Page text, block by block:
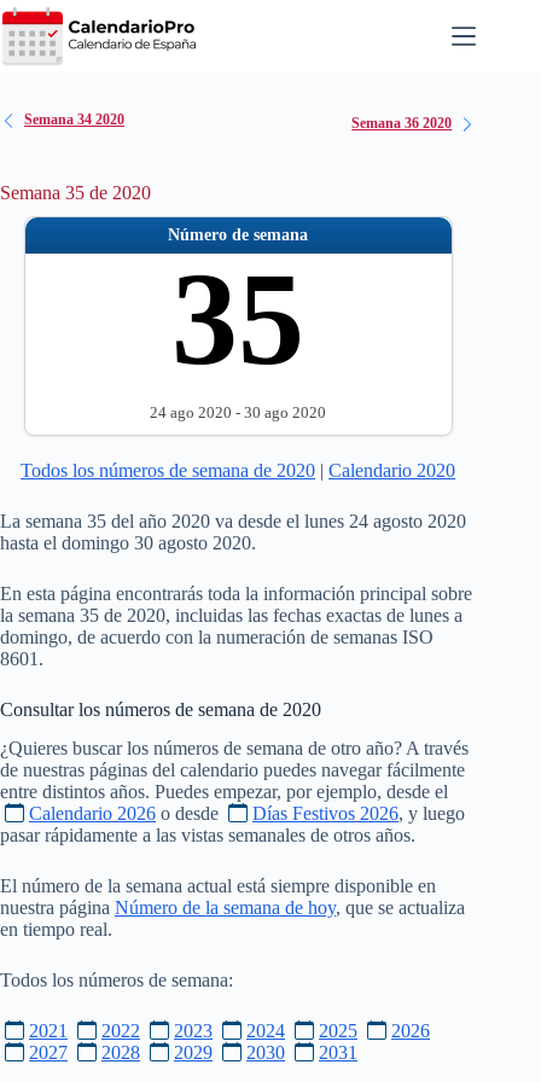
Saltar
al
contenido
Semana 34 2020 Semana 36 2020
Semana 35 de 2020
Número de semana
35
24 ago 2020 - 30 ago 2020
Todos los números de semana de 2020 |Calendario 2020
La semana 35 del año 2020 va desde el lunes 24 agosto 2020
hasta el domingo 30 agosto 2020.
En esta página encontrarás toda la información principal sobre
la semana 35 de 2020, incluidas las fechas exactas de lunes a
domingo, de acuerdo con la numeración de semanas ISO
8601.
Consultar los números de semana de 2020
¿Quieres buscar los números de semana de otro año? A través
de nuestras páginas del calendario puedes navegar fácilmente
entre distintos años. Puedes empezar, por ejemplo, desde el
Calendario 2026 o desde Días Festivos 2026, y luego
pasar rápidamente a las vistas semanales de otros años.
El número de la semana actual está siempre disponible en
nuestra página Número de la semana de hoy, que se actualiza
en tiempo real.
Todos los números de semana:
2021 2022 2023 2024 2025
2026
2027
2028 2029 2030 2031